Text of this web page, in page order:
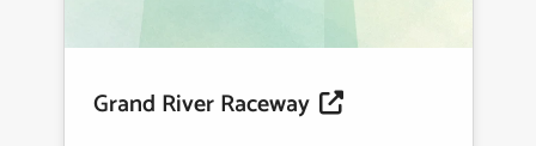
Grand River Raceway